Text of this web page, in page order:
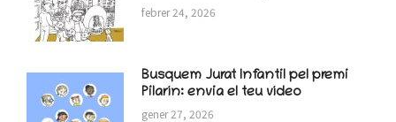
febrer 24, 2026
Busquem Jurat Infantil pel premi
Pilarín: envia el teu vídeo
gener 27, 2026